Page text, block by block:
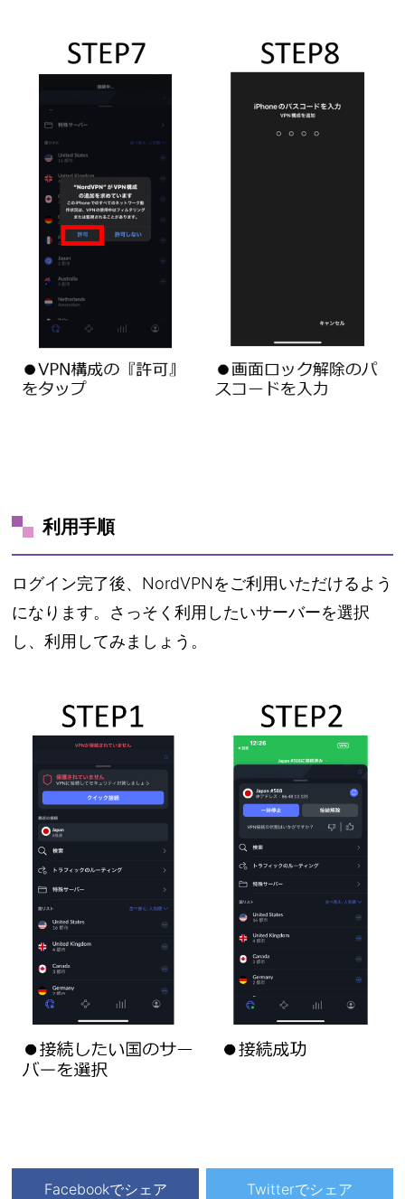
利用手順
ログイン完了後、NordVPNをご利用いただけるよう
になります。さっそく利用したいサーバーを選択
し、利用してみましょう。
Facebookでシェア Twitterでシェア